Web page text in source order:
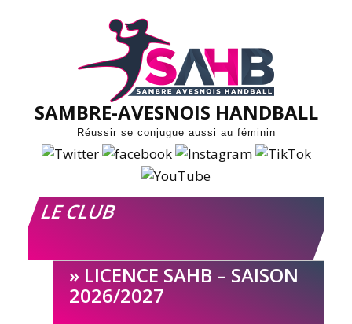
SAMBRE-AVESNOIS HANDBALL
Réussir se conjugue aussi au féminin
LE CLUB
LICENCE SAHB – SAISON
2026/2027